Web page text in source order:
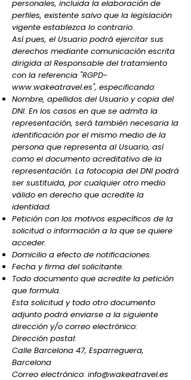
personales, incluida la elaboración de
perfiles, existente salvo que la legislación
vigente establezca lo contrario.
Así pues, el Usuario podrá ejercitar sus
derechos mediante comunicación escrita
dirigida al Responsable del tratamiento
con la referencia "RGPD-
www.wakeatravel.es", especificando:
Nombre, apellidos del Usuario y copia del
DNI. En los casos en que se admita la
representación, será también necesaria la
identificación por el mismo medio de la
persona que representa al Usuario, así
como el documento acreditativo de la
representación. La fotocopia del DNI podrá
ser sustituida, por cualquier otro medio
válido en derecho que acredite la
identidad.
Petición con los motivos específicos de la
solicitud o información a la que se quiere
acceder.
Domicilio a efecto de notificaciones.
Fecha y firma del solicitante.
Todo documento que acredite la petición
que formula.
Esta solicitud y todo otro documento
adjunto podrá enviarse a la siguiente
dirección y/o correo electrónico:
Dirección postal:
Calle Barcelona 47, Esparreguera,
Barcelona
Correo electrónico: info@wakeatravel.es